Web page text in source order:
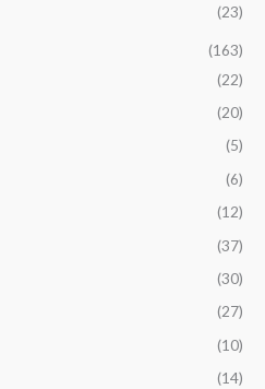
(23)
(163)
(22)
(20)
(5)
(6)
(12)
(37)
(30)
(27)
(10)
(14)